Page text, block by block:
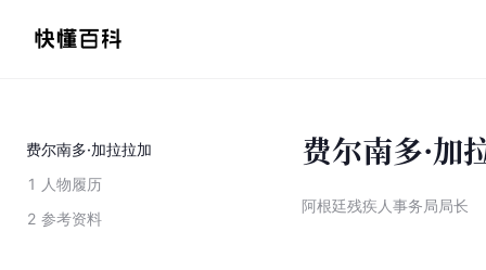
费尔南多·加拉拉加
1 人物履历
2 参考资料
费尔南多·加
阿根廷残疾人事务局局长